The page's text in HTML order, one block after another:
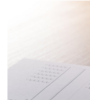
了一台全新的冰箱給
愛心人士，我們真的